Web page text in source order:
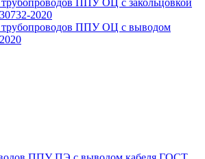
ППУ ОЦ с закольцовкой
2020
трубопроводов ППУ ОЦ с выводом